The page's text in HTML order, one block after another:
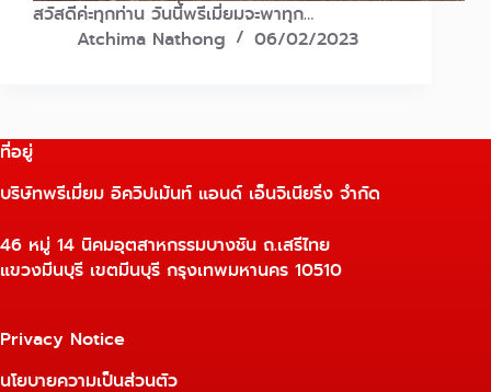
สวัสดีค่ะทุกท่าน วันนี้พรีเมี่ยมจะพาทุก…
Atchima Nathong
06/02/2023
ที่อยู่
บริษัทพรีเมี่ยม อิควิปเม้นท์ แอนด์ เอ็นจิเนียริ่ง จำกัด
46 หมู่ 14 นิคมอุตสาหกรรมบางชัน ถ.เสรีไทย
แขวงมีนบุรี เขตมีนบุรี กรุงเทพมหานคร 10510
Privacy Notice
นโยบายความเป็นส่วนตัว